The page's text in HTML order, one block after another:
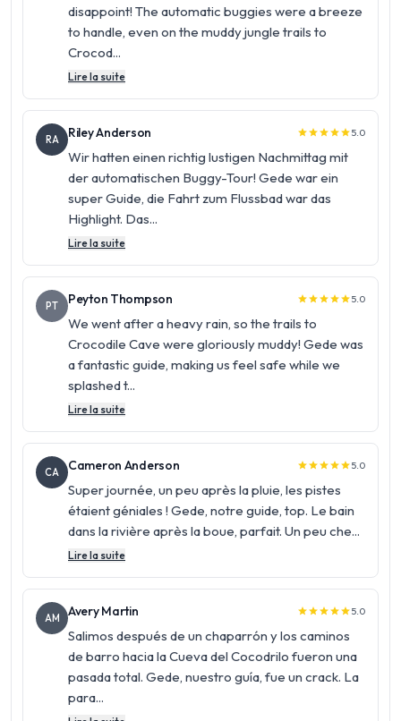
disappoint! The automatic buggies were a breeze
to handle, even on the muddy jungle trails to
Crocod...
Lire la suite
RA Riley Anderson starstarstarstarstar5.0
Wir hatten einen richtig lustigen Nachmittag mit
der automatischen Buggy-Tour! Gede war ein
super Guide, die Fahrt zum Flussbad war das
Highlight. Das...
Lire la suite
PT Peyton Thompson starstarstarstarstar5.0
We went after a heavy rain, so the trails to
Crocodile Cave were gloriously muddy! Gede was
a fantastic guide, making us feel safe while we
splashed t...
Lire la suite
CA Cameron Anderson starstarstarstarstar5.0
Super journée, un peu après la pluie, les pistes
étaient géniales ! Gede, notre guide, top. Le bain
dans la rivière après la boue, parfait. Un peu che...
Lire la suite
AM Avery Martin starstarstarstarstar5.0
Salimos después de un chaparrón y los caminos
de barro hacia la Cueva del Cocodrilo fueron una
pasada total. Gede, nuestro guía, fue un crack. La
para...